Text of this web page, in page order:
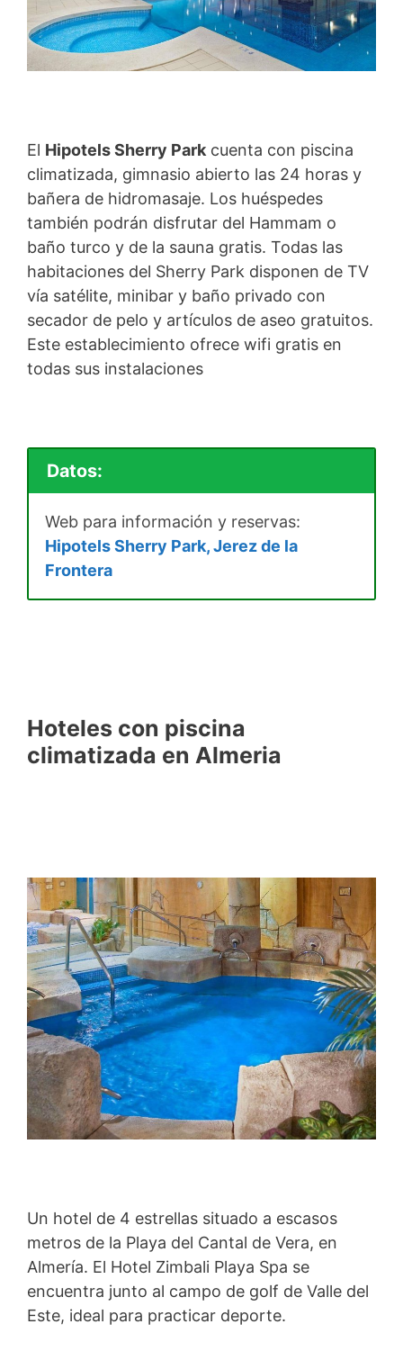
El Hipotels Sherry Park cuenta con piscina
climatizada, gimnasio abierto las 24 horas y
bañera de hidromasaje. Los huéspedes
también podrán disfrutar del Hammam o
baño turco y de la sauna gratis. Todas las
habitaciones del Sherry Park disponen de TV
vía satélite, minibar y baño privado con
secador de pelo y artículos de aseo gratuitos.
Este establecimiento ofrece wifi gratis en
todas sus instalaciones
Datos:
Web para información y reservas:
Hipotels Sherry Park, Jerez de la
Frontera
Hoteles con piscina
climatizada en Almeria
Un hotel de 4 estrellas situado a escasos
metros de la Playa del Cantal de Vera, en
Almería. El Hotel Zimbali Playa Spa se
encuentra junto al campo de golf de Valle del
Este, ideal para practicar deporte.